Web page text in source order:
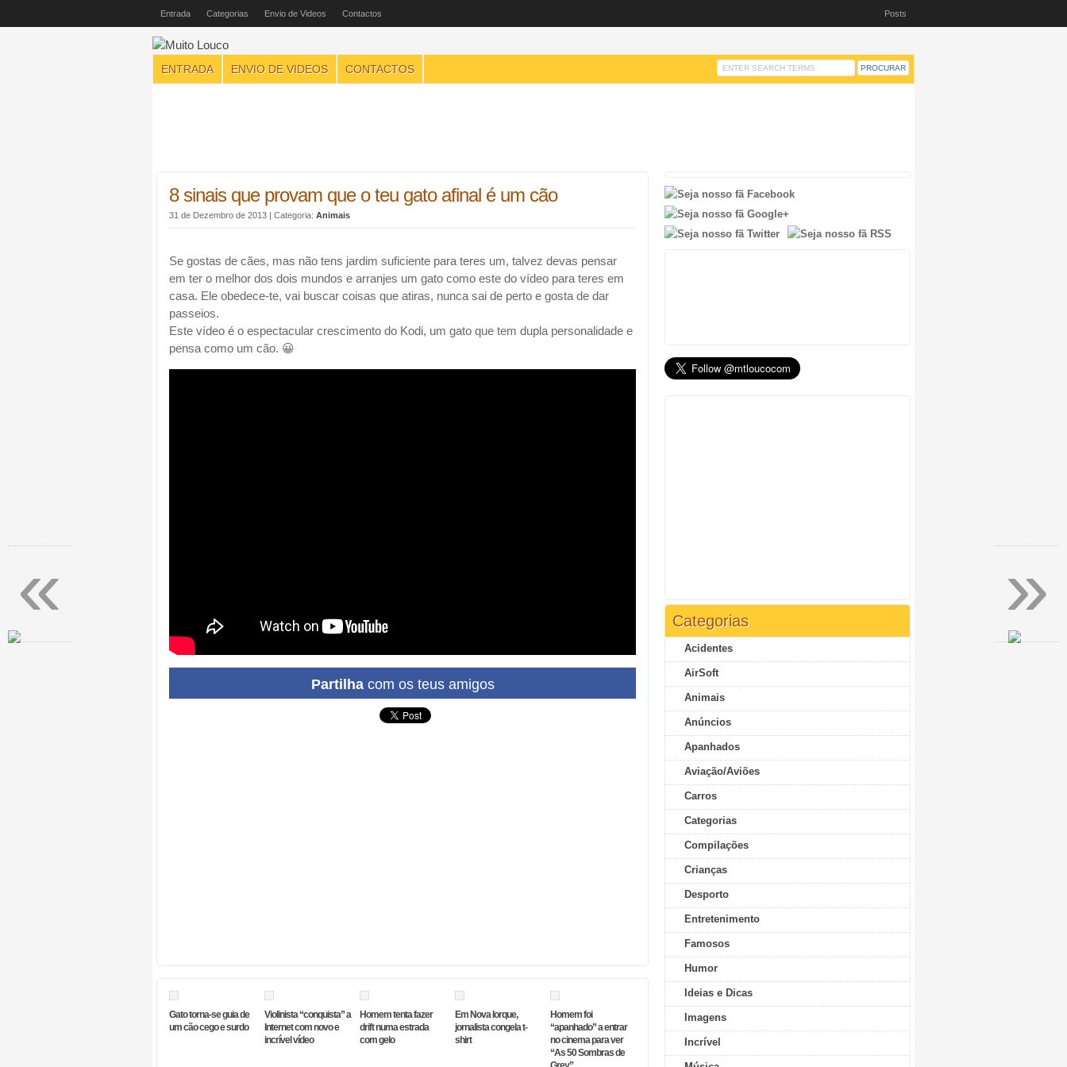
Entrada Categorias Envio de Videos Contactos Posts
ENTRADA ENVIO DE VIDEOS CONTACTOS
8 sinais que provam que o teu gato afinal é um cão
31 de Dezembro de 2013 | Categoria: Animais
Se gostas de cães, mas não tens jardim suficiente para teres um, talvez devas pensar
em ter o melhor dos dois mundos e arranjes um gato como este do vídeo para teres em
casa. Ele obedece-te, vai buscar coisas que atiras, nunca sai de perto e gosta de dar
passeios.
Este vídeo é o espectacular crescimento do Kodi, um gato que tem dupla personalidade e
pensa como um cão. 😀
Partilhacom os teus amigos
Gato torna-se guia de
um cão cego e surdo
Violinista “conquista” a
Internet com novo e
incrível vídeo
Homem tenta fazer
drift numa estrada
com gelo
Em Nova Iorque,
jornalista congela t-
shirt
Homem foi
“apanhado” a entrar
no cinema para ver
“As 50 Sombras de
Categorias
Acidentes
AirSoft
Animais
Anúncios
Apanhados
Aviação/Aviões
Carros
Categorias
Compilações
Crianças
Desporto
Entretenimento
Famosos
Humor
Ideias e Dicas
Imagens
Incrível
»
«